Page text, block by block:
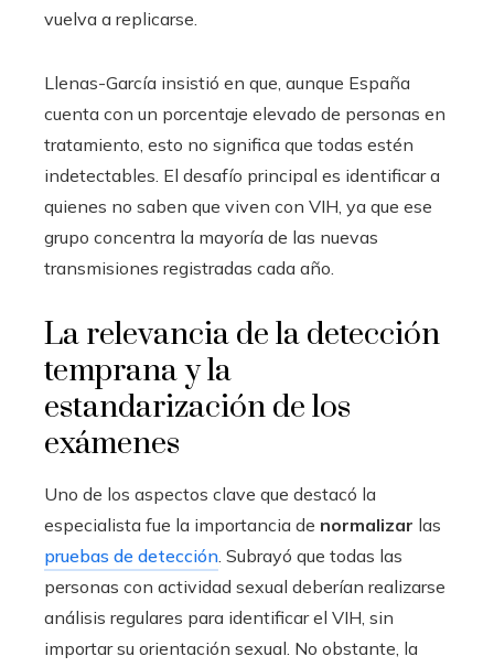
vuelva a replicarse.
Llenas-García insistió en que, aunque España
cuenta con un porcentaje elevado de personas en
tratamiento, esto no significa que todas estén
indetectables. El desafío principal es identificar a
quienes no saben que viven con VIH, ya que ese
grupo concentra la mayoría de las nuevas
transmisiones registradas cada año.
La relevancia de la detección
temprana y la
estandarización de los
exámenes
Uno de los aspectos clave que destacó la
especialista fue la importancia de normalizar las
pruebas de detección. Subrayó que todas las
personas con actividad sexual deberían realizarse
análisis regulares para identificar el VIH, sin
importar su orientación sexual. No obstante, la